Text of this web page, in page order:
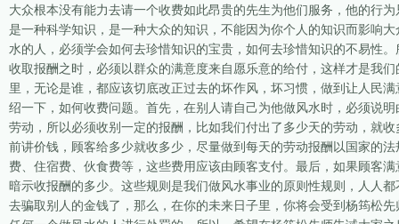
大众根本没有能力去请一个收费如此昂贵的先生为他们服务，他的行
是一种科学知识，是一种大众的知识，不能因为你个人的知识而影响
水的人，必须学会如何去珍惜知识的宝贵，如何去珍惜知识的不易性
收取报酬之时，必须以群众的满意度来自愿乐意的给付，这样才是我
里，无论是谁，都应该切底改正过去的坏作风，坏习惯，做到让人民
绍一下，如何收费问题。首先，在别人请自己为他做风水时，必须说
劳动，所以必须收别一定的报酬，比如我们付出了多少天的劳动，就
前讲价钱，顾客给多少就收多少，尽量做到每天的劳动报酬以国家的
费、住宿费、伙食费等，这些费用应该由顾客支付。最后，如果顾客
暗示收报酬的多少。这些规则是我们做风水事业的原则性规则，人人
去骗取别人的金钱了，那么，在你的未来日子里，你将会受到杨筠松